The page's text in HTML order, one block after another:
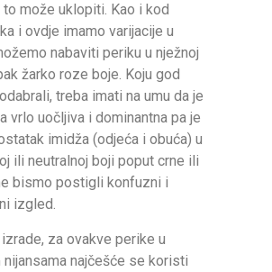
može uklopiti. Kao i kod
i ovdje imamo varijacije u
nabaviti periku u nježnoj
žarko roze boje. Koju god
treba imati na umu da je
vrlo uočljiva i dominantna pa je
imidža (odjeća i obuća) u
ili neutralnoj boji poput crne ili
bismo postigli konfuzni i
izgled.
za ovakve perike u
najčešće se koristi